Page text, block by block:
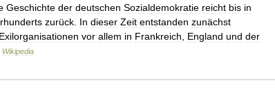
Geschichte der deutschen Sozialdemokratie reicht bis in
zurück In dieser Zeit entstanden zunächst
Exilorganisationen vor allem in Frankreich England und der
Wikipedia